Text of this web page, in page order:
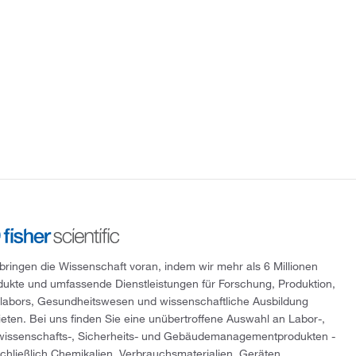
die Wissenschaft voran, indem wir mehr als 6 Millionen
und umfassende Dienstleistungen für Forschung, Produktion,
Gesundheitswesen und wissenschaftliche Ausbildung
Bei uns finden Sie eine unübertroffene Auswahl an Labor-,
, Sicherheits- und Gebäudemanagementprodukten -